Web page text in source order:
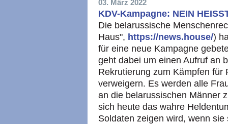
03. März 2022
KDV-Kampagne: NEIN
Die belarussische
Haus", https://news.house/)
für eine neue Kampagne
geht dabei um einen Aufruf an
Rekrutierung zum Kämpfen für
verweigern. Es werden alle
an die belarussischen Männer
sich heute das wahre
Soldaten zeigen wird, wenn